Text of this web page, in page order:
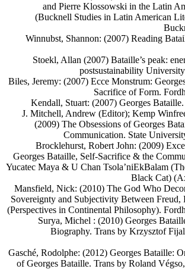
and Pierre Klossowski in the Latin
(Bucknell Studies in Latin American
73. Winnubst, Shannon: (2007) Reading
74. Stoekl, Allan (2007) Bataille’s peak:
postsustainability
75. Biles, Jeremy: (2007) Ecce Monstrum:
Sacrifice of Form.
77. J. Mitchell, Andrew (Editor); Kemp
(2009) The Obsessions of Georges
Communication. State
78. Brocklehurst, Robert John: (2009)
Georges Bataille, Self-Sacrifice & the
Yucatec Maya & U Chan Tsola’niEkBalam
Black Cat)
79. Mansfield, Nick: (2010) The God Who
Sovereignty and Subjectivity Between Freud,
(Perspectives in Continental Philosophy).
80. Surya, Michel : (2010) Georges
Biography. Trans by Krzysztof
81. Gasché, Rodolphe: (2012) Georges Bataille:
of Georges Bataille. Trans by Roland